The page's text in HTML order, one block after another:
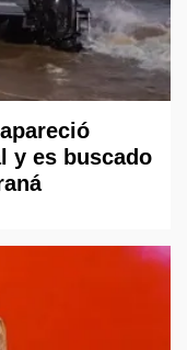
y es buscado